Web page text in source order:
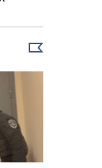
Выбрать